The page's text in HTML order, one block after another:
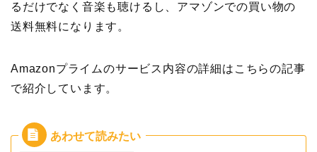
るだけでなく音楽も聴けるし、アマゾンでの買い物の
送料無料になります。
Amazonプライムのサービス内容の詳細はこちらの記事
で紹介しています。